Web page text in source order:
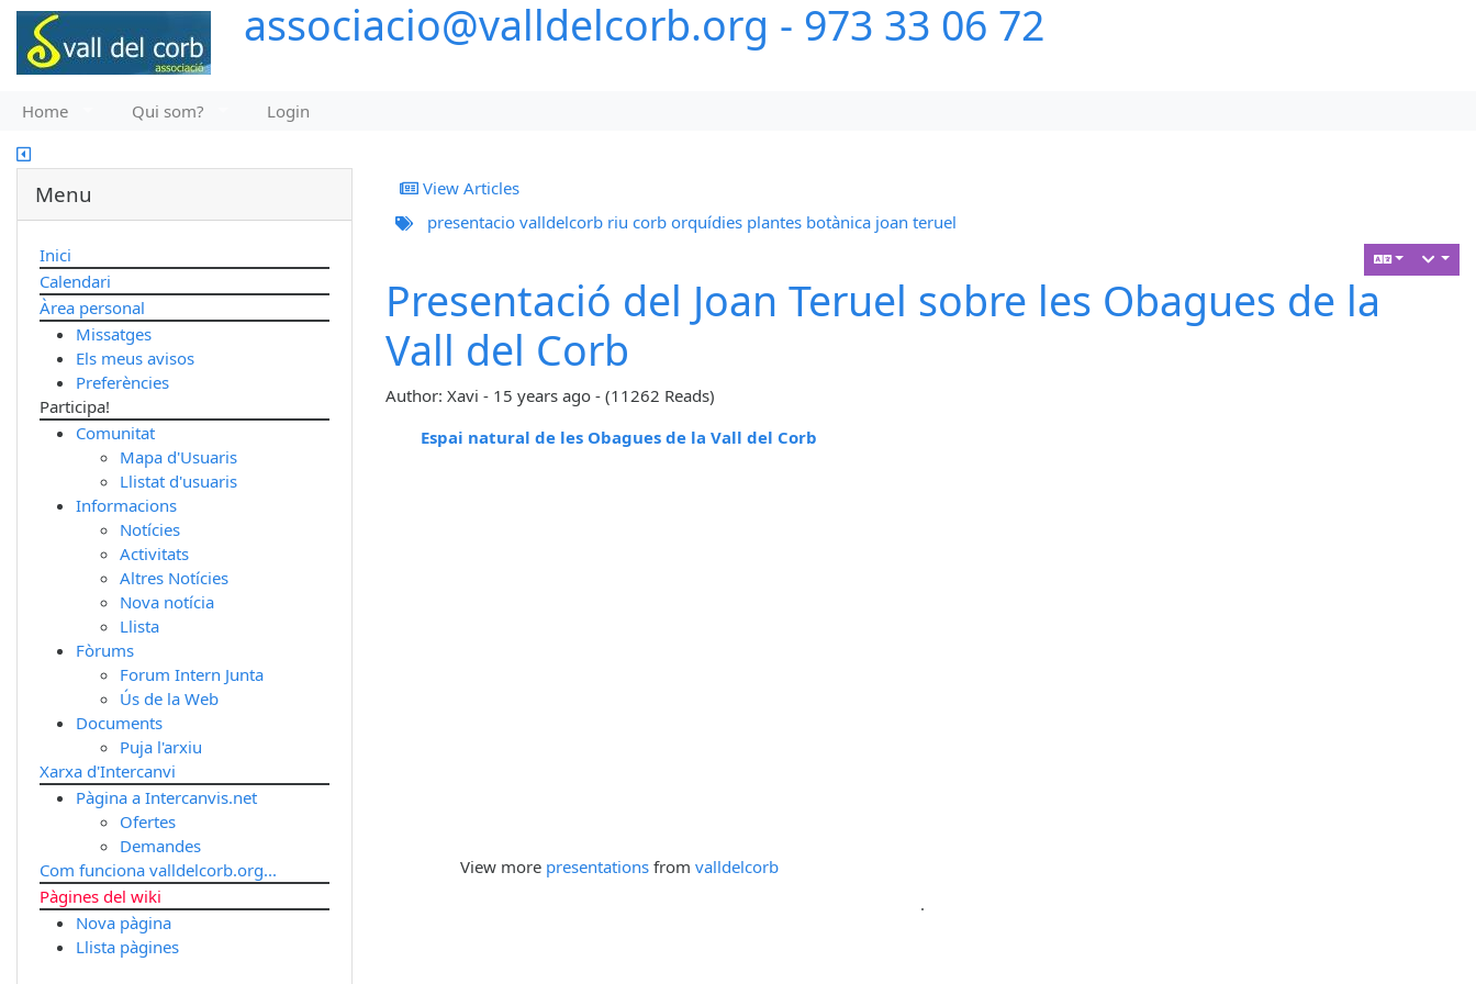
associacio@valldelcorb.org - 973 33 06 72
Home Qui som? Login
View Articles
presentacio valldelcorb riu corb orquídies plantes botànica joan teruel
Presentació del Joan Teruel sobre les Obagues de la
Vall del Corb
Author: Xavi - 15 years ago - (11262 Reads)
Espai natural de les Obagues de la Vall del Corb
View more presentationsfrom valldelcorb
.
Menu
Inici
Calendari
Àrea personal
Missatges
Els meus avisos
Preferències
Participa!
Comunitat
Mapa d'Usuaris
Llistat d'usuaris
Informacions
Notícies
Activitats
Altres Notícies
Nova notícia
Llista
Fòrums
Forum Intern Junta
Ús de la Web
Documents
Puja l'arxiu
Xarxa d'Intercanvi
Pàgina a Intercanvis.net
Ofertes
Demandes
Com funciona valldelcorb.org...
Pàgines del wiki
Nova pàgina
Llista pàgines